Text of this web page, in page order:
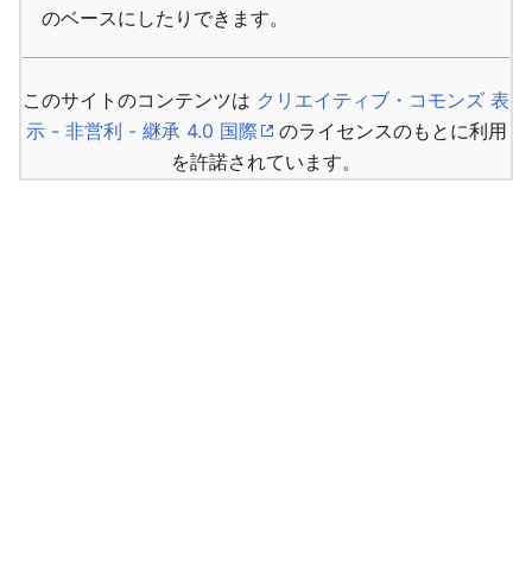
のベースにしたりできます。
このサイトのコンテンツは クリエイティブ・コモンズ 表
示 - 非営利 - 継承 4.0 国際
のライセンスのもとに利用
を許諾されています。